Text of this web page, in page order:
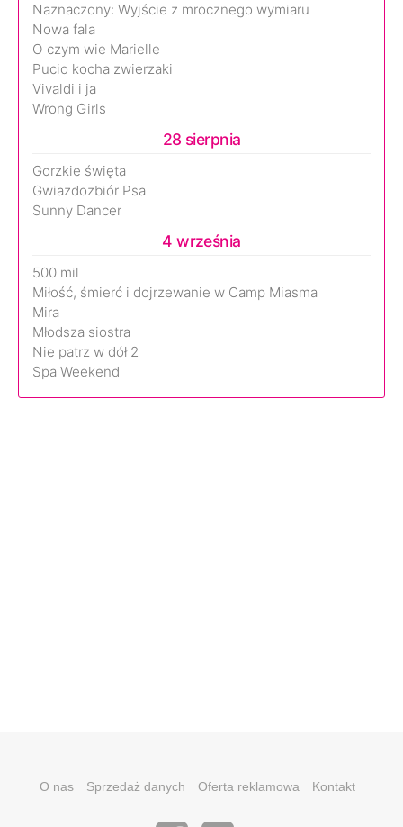
Naznaczony: Wyjście z mrocznego wymiaru
Nowa fala
O czym wie Marielle
Pucio kocha zwierzaki
Vivaldi i ja
Wrong Girls
28 sierpnia
Gorzkie święta
Gwiazdozbiór Psa
Sunny Dancer
4 września
500 mil
Miłość, śmierć i dojrzewanie w Camp Miasma
Mira
Młodsza siostra
Nie patrz w dół 2
Spa Weekend
O nas Sprzedaż danych Oferta reklamowa Kontakt